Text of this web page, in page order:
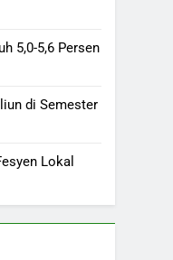
5,0-5,6 Persen
di Semester
Lokal